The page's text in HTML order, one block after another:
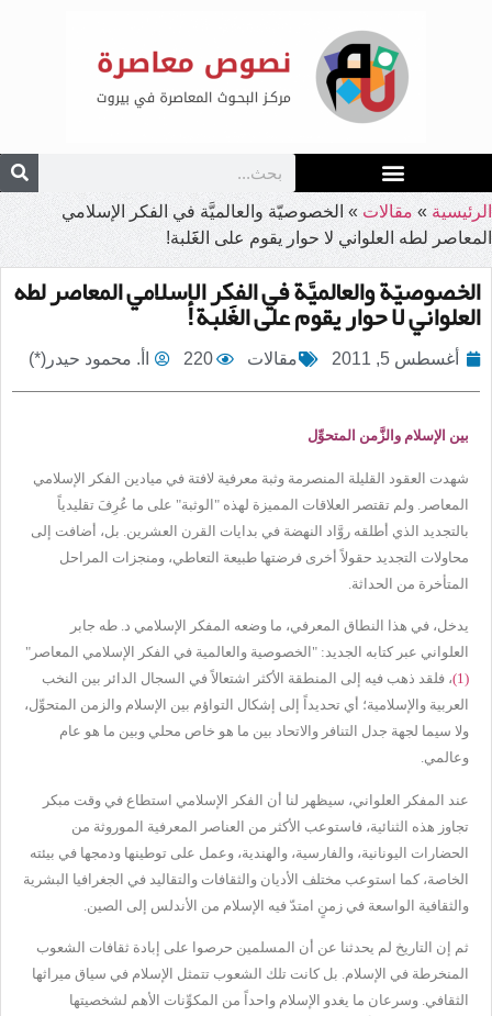
الرئيسية » مقالات » الخصوصيّة والعالميَّة في الفكر الإسلامي
المعاصر لطه العلواني لا حوار يقوم على الغَََلبة!
الخصوصيّة والعالميَّة في الفكر الإسلامي المعاصر لطه
العلواني لا حوار يقوم على الغَََلبة!
أغسطس 5, 2011 مقالات 220 اأ. محمود حيدر(*)
بين الإسلام والزَّمن المتحوِّل
شهدت العقود القليلة المنصرمة وثبة معرفية لافتة في ميادين الفكر الإسلامي
المعاصر. ولم تقتصر العلاقات المميزة لهذه "الوثبة" على ما عُرِفَ تقليدياً
بالتجديد الذي أطلقه روَّاد النهضة في بدايات القرن العشرين. بل، أضافت إلى
محاولات التجديد حقولاً أخرى فرضتها طبيعة التعاطي، ومنجزات المراحل
المتأخرة من الحداثة.
يدخل، في هذا النطاق المعرفي، ما وضعه المفكر الإسلامي د. طه جابر
العلواني عبر كتابه الجديد: "الخصوصية والعالمية في الفكر الإسلامي المعاصر"
(1)
، فلقد ذهب فيه إلى المنطقة الأكثر اشتعالاً في السجال الدائر بين النخب
العربية والإسلامية؛ أي تحديداً إلى إشكال التواؤم بين الإسلام والزمن المتحوِّل،
ولا سيما لجهة جدل التنافر والاتحاد بين ما هو خاص محلي وبين ما هو عام
وعالمي.
عند المفكر العلواني، سيظهر لنا أن الفكر الإسلامي استطاع في وقت مبكر
تجاوز هذه الثنائية، فاستوعب الأكثر من العناصر المعرفية الموروثة من
الحضارات اليونانية، والفارسية، والهندية، وعمل على توطينها ودمجها في بيئته
الخاصة، كما استوعب مختلف الأديان والثقافات والتقاليد في الجغرافيا البشرية
والثقافية الواسعة في زمنٍ امتدّ فيه الإسلام من الأندلس إلى الصين.
ثم إن التاريخ لم يحدثنا عن أن المسلمين حرصوا على إبادة ثقافات الشعوب
المنخرطة في الإسلام. بل كانت تلك الشعوب تتمثل الإسلام في سياق ميراثها
الثقافي. وسرعان ما يغدو الإسلام واحداً من المكوِّنات الأهم لشخصيتها